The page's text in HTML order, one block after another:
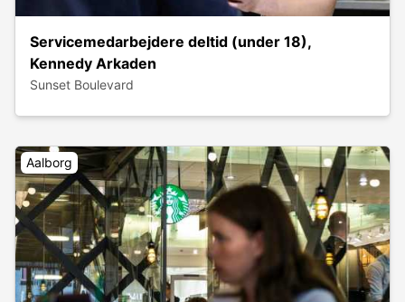
Servicemedarbejdere deltid (under 18),
Kennedy Arkaden
Sunset Boulevard
Aalborg